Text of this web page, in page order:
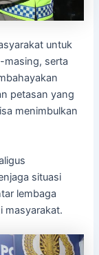
untuk
masing, serta
petasan yang
menimbulkan
situasi
lembaga
masyarakat.